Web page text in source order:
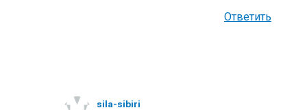
Ответить
sila-sibiri